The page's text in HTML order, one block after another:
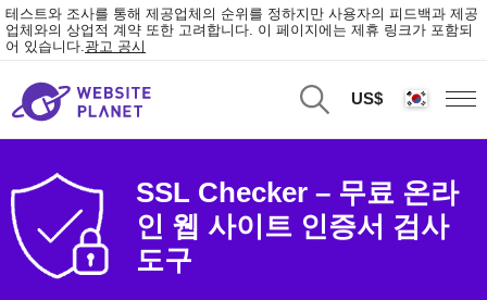
테스트와 조사를 통해 제공업체의 순위를 정하지만 사용자의 피드백과 제공
업체와의 상업적 계약 또한 고려합니다. 이 페이지에는 제휴 링크가 포함되
어 있습니다.광고 공시
US$
SSL Checker – 무료 온라
인 웹 사이트 인증서 검사
도구